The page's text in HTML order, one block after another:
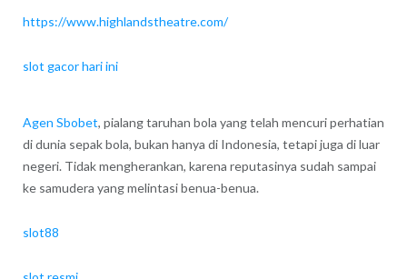
https://www.highlandstheatre.com/
slot gacor hari ini
Agen Sbobet, pialang taruhan bola yang telah mencuri perhatian
di dunia sepak bola, bukan hanya di Indonesia, tetapi juga di luar
negeri. Tidak mengherankan, karena reputasinya sudah sampai
ke samudera yang melintasi benua-benua.
slot88